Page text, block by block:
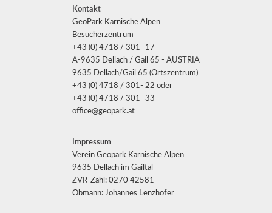
Kontakt
GeoPark Karnische Alpen
Besucherzentrum
+43 (0) 4718 / 301- 17
A-9635 Dellach / Gail 65 - AUSTRIA
9635 Dellach/Gail 65 (Ortszentrum)
+43 (0) 4718 / 301- 22 oder
+43 (0) 4718 / 301- 33
office@geopark.at
Impressum
Verein Geopark Karnische Alpen
9635 Dellach im Gailtal
ZVR-Zahl: 0270 42581
Obmann: Johannes Lenzhofer